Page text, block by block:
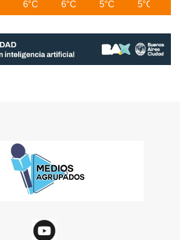
6°C 6°C 5°C 5°C